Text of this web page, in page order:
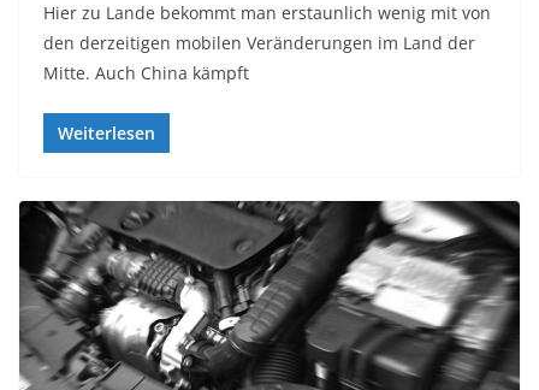
Hier zu Lande bekommt man erstaunlich wenig mit von
den derzeitigen mobilen Veränderungen im Land der
Mitte. Auch China kämpft
Weiterlesen